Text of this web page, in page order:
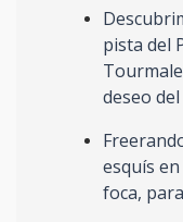
pista del
deseo
esquís
foca,